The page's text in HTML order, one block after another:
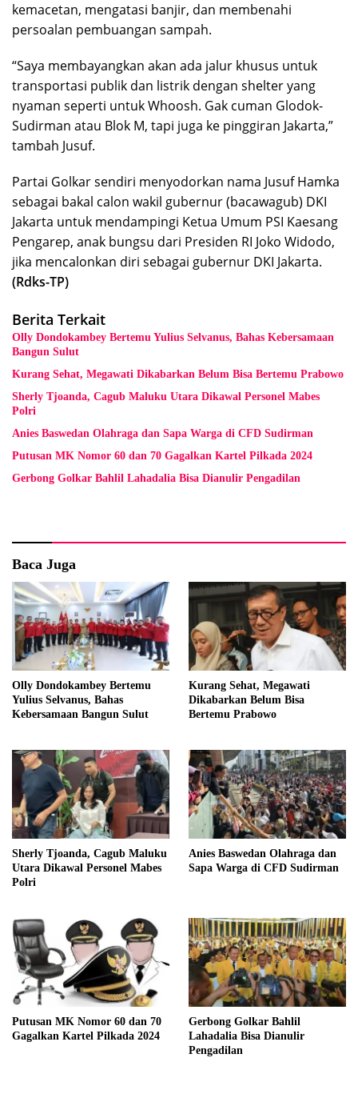
kemacetan, mengatasi banjir, dan membenahi
persoalan pembuangan sampah.
“Saya membayangkan akan ada jalur khusus untuk
transportasi publik dan listrik dengan shelter yang
nyaman seperti untuk Whoosh. Gak cuman Glodok-
Sudirman atau Blok M, tapi juga ke pinggiran Jakarta,”
tambah Jusuf.
Partai Golkar sendiri menyodorkan nama Jusuf Hamka
sebagai bakal calon wakil gubernur (bacawagub) DKI
Jakarta untuk mendampingi Ketua Umum PSI Kaesang
Pengarep, anak bungsu dari Presiden RI Joko Widodo,
jika mencalonkan diri sebagai gubernur DKI Jakarta.
(Rdks-TP)
Berita Terkait
Olly Dondokambey Bertemu Yulius Selvanus, Bahas Kebersamaan
Bangun Sulut
Kurang Sehat, Megawati Dikabarkan Belum Bisa Bertemu Prabowo
Sherly Tjoanda, Cagub Maluku Utara Dikawal Personel Mabes
Polri
Anies Baswedan Olahraga dan Sapa Warga di CFD Sudirman
Putusan MK Nomor 60 dan 70 Gagalkan Kartel Pilkada 2024
Gerbong Golkar Bahlil Lahadalia Bisa Dianulir Pengadilan
Baca Juga
Olly Dondokambey Bertemu
Yulius Selvanus, Bahas
Kebersamaan Bangun Sulut
Kurang Sehat, Megawati
Dikabarkan Belum Bisa
Bertemu Prabowo
Sherly Tjoanda, Cagub Maluku
Utara Dikawal Personel Mabes
Polri
Anies Baswedan Olahraga dan
Sapa Warga di CFD Sudirman
Putusan MK Nomor 60 dan 70
Gagalkan Kartel Pilkada 2024
Gerbong Golkar Bahlil
Lahadalia Bisa Dianulir
Pengadilan